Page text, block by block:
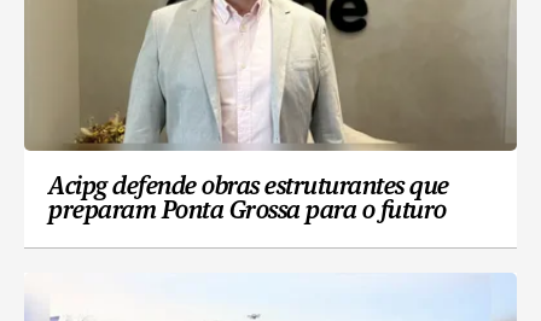
Acipg defende obras estruturantes que
preparam Ponta Grossa para o futuro